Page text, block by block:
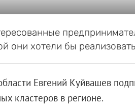
они хотели бы
Евгений Куйвашев
кластеров в регионе.